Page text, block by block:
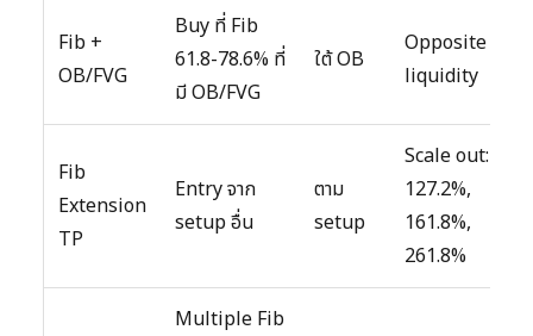
Fib +
OB/FVG
Buy ที่ Fib
61.8-78.6% ที่
มี OB/FVG
ใต้ OB
Opposite
liquidity
Fib
Extension
TP
Entry จาก
setup อื่น
ตาม
setup
Scale out:
127.2%,
161.8%,
261.8%
Multiple Fib